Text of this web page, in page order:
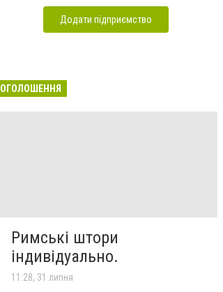
Додати підприємство
ОГОЛОШЕННЯ
Римські штори
індивідуально.
11:28, 31 липня